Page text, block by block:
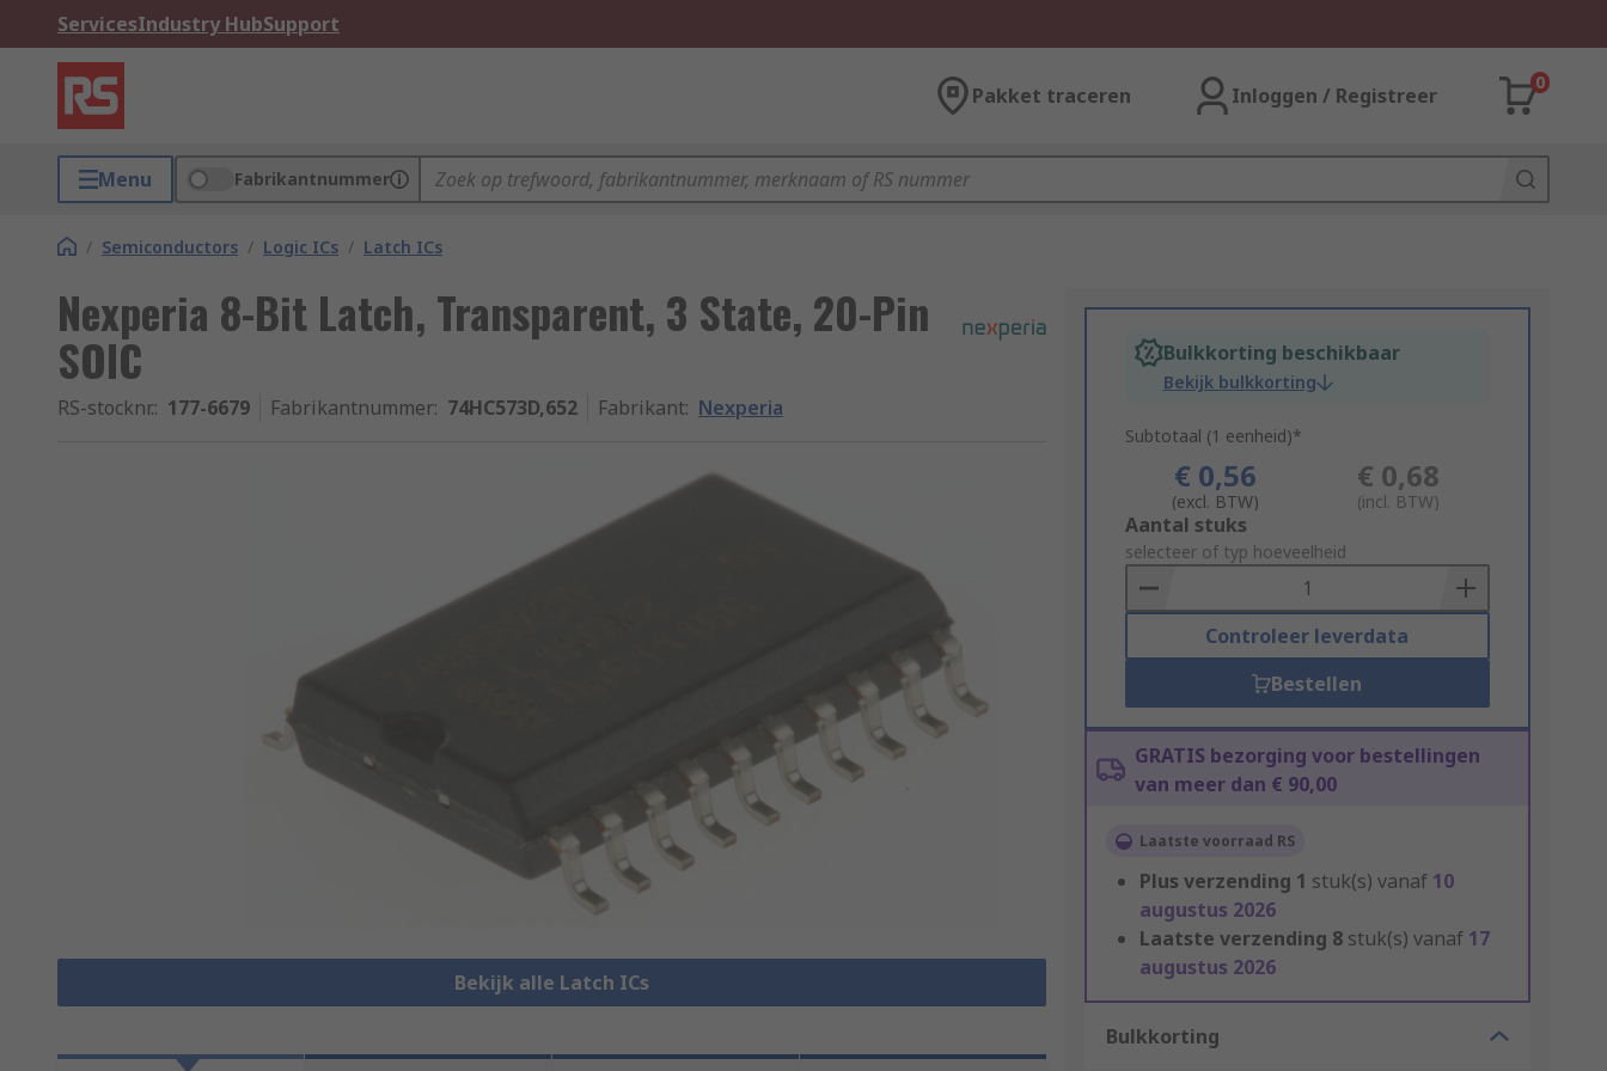
ServicesIndustry HubSupport
Pakket traceren Inloggen / Registreer
0
Menu Fabrikantnummer
/ Semiconductors / Logic ICs / Latch ICs
Nexperia 8-Bit Latch, Transparent, 3 State, 20-Pin
SOIC
RS-stocknr.: 177-6679 Fabrikantnummer: 74HC573D,652 Fabrikant: Nexperia
Bekijk alle Latch ICs
Bulkkorting beschikbaar
Bekijk bulkkorting
Subtotaal (1 eenheid)*
€ 0,56
(excl. BTW)
€ 0,68
(incl. BTW)
Add
to
Basket
Aantal stuks
selecteer of typ hoeveelheid
Controleer leverdata
Bestellen
GRATIS bezorging voor bestellingen
van meer dan € 90,00
Laatste voorraad RS
Plus verzending 1 stuk(s) vanaf 10
augustus 2026
Laatste verzending 8 stuk(s) vanaf 17
augustus 2026
Bulkkorting